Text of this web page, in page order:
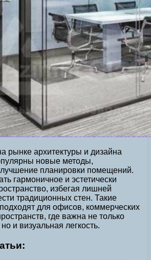
рынке архитектуры и дизайна
новые методы,
планировки помещений.
гармоничное и эстетически
избегая лишней
традиционных стен. Такие
для офисов, коммерческих
где важна не только
и визуальная легкость.